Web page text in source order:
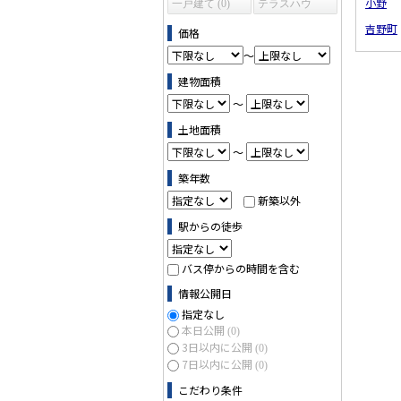
一戸建て (0)
テラスハウ
価格
～
建物面積
～
土地面積
～
築年数
新築以外
駅からの徒歩
バス停からの時間を含む
情報公開日
指定なし
本日公開 (0)
3日以内に公開 (0)
7日以内に公開 (0)
こだわり条件
吉野町